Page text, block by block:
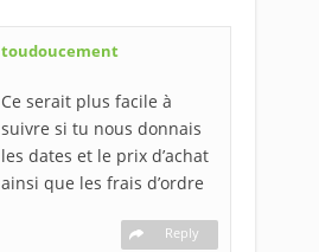
toudoucement
Ce serait plus facile à
suivre si tu nous donnais
les dates et le prix d’achat
ainsi que les frais d’ordre
Reply